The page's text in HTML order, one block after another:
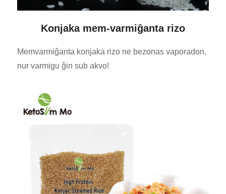
Konjaka mem-varmiĝanta rizo
Memvarmiĝanta konjaka rizo ne bezonas vaporadon,
nur varmigu ĝin sub akvo!